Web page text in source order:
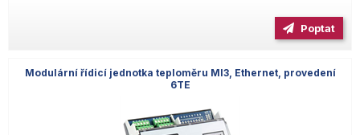
Poptat
Modulární řídicí jednotka teploměru MI3, Ethernet, provedení
6TE